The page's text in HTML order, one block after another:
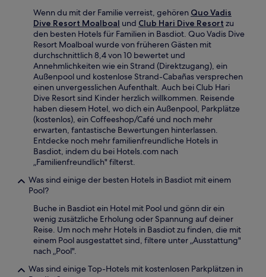
Wenn du mit der Familie verreist, gehören Quo Vadis
Dive Resort Moalboal und Club Hari Dive Resort zu
den besten Hotels für Familien in Basdiot. Quo Vadis Dive
Resort Moalboal wurde von früheren Gästen mit
durchschnittlich 8,4 von 10 bewertet und
Annehmlichkeiten wie ein Strand (Direktzugang), ein
Außenpool und kostenlose Strand-Cabañas versprechen
einen unvergesslichen Aufenthalt. Auch bei Club Hari
Dive Resort sind Kinder herzlich willkommen. Reisende
haben diesem Hotel, wo dich ein Außenpool, Parkplätze
(kostenlos), ein Coffeeshop/Café und noch mehr
erwarten, fantastische Bewertungen hinterlassen.
Entdecke noch mehr familienfreundliche Hotels in
Basdiot, indem du bei Hotels.com nach
„Familienfreundlich" filterst.
Was sind einige der besten Hotels in Basdiot mit einem
Pool?
Buche in Basdiot ein Hotel mit Pool und gönn dir ein
wenig zusätzliche Erholung oder Spannung auf deiner
Reise. Um noch mehr Hotels in Basdiot zu finden, die mit
einem Pool ausgestattet sind, filtere unter „Ausstattung"
nach „Pool".
Was sind einige Top-Hotels mit kostenlosen Parkplätzen in